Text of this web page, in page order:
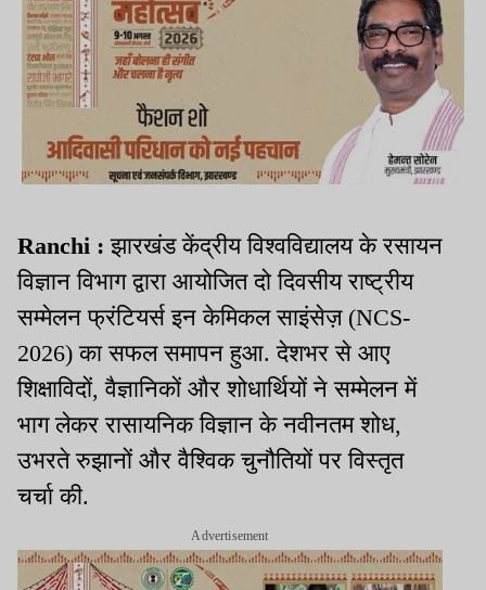
Ranchi : झारखंड केंद्रीय विश्वविद्यालय के रसायन
विज्ञान विभाग द्वारा आयोजित दो दिवसीय राष्ट्रीय
सम्मेलन फ्रंटियर्स इन केमिकल साइंसेज़ (NCS-
2026) का सफल समापन हुआ. देशभर से आए
शिक्षाविदों, वैज्ञानिकों और शोधार्थियों ने सम्मेलन में
भाग लेकर रासायनिक विज्ञान के नवीनतम शोध,
उभरते रुझानों और वैश्विक चुनौतियों पर विस्तृत
चर्चा की.
Advertisement